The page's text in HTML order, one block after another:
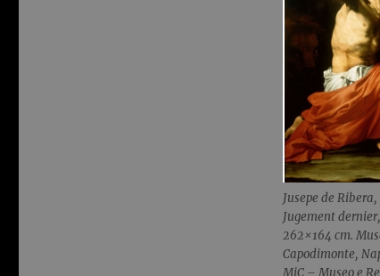
Jusepe de
Jugement
262×164 cm.
Capodimonte,